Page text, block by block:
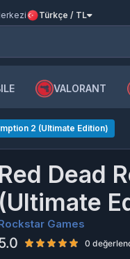
Türkçe / TL
VALORANT
2 (Ultimate Edition)
Red Dead
(Ultimate
Games
0